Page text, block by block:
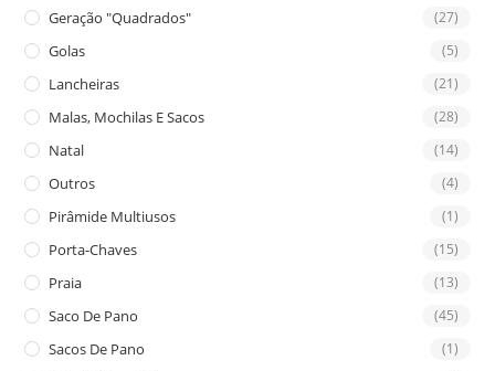
Geração "Quadrados" (27)
Golas (5)
Lancheiras (21)
Malas, Mochilas E Sacos (28)
Natal (14)
Outros (4)
Pirâmide Multiusos (1)
Porta-Chaves (15)
Praia (13)
Saco De Pano (45)
Sacos De Pano (1)